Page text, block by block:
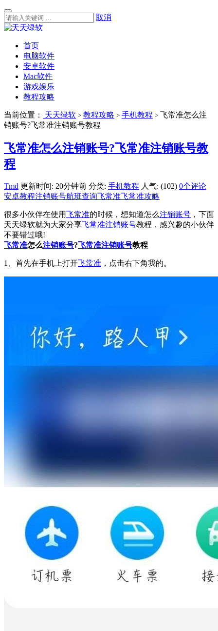
取消
首页
电脑软件
安卓软件
Mac软件
游戏娱乐
教程攻略
当前位置： 天天绿软 > 教程攻略 > 手机教程 > 飞常准怎么注
销账号?飞常准注销账号教程
飞常准怎么注销账号?飞常准注销账号教
程
Tmd 更新时间: 20分钟前 分类: 手机教程 人气: (102) 0个评论
安卓教程注销账号航班查询飞常准飞常准攻略
很多小伙伴在使用飞常准的时候，想知道怎么注销账号 ，下面
天天绿软就为大家分享飞常准注销账号教程，感兴趣的小伙伴
不要错过哦!
飞常准怎么注销账号?飞常准注销账号教程
1、首先在手机上打开飞常准 ，点击右下角我的。